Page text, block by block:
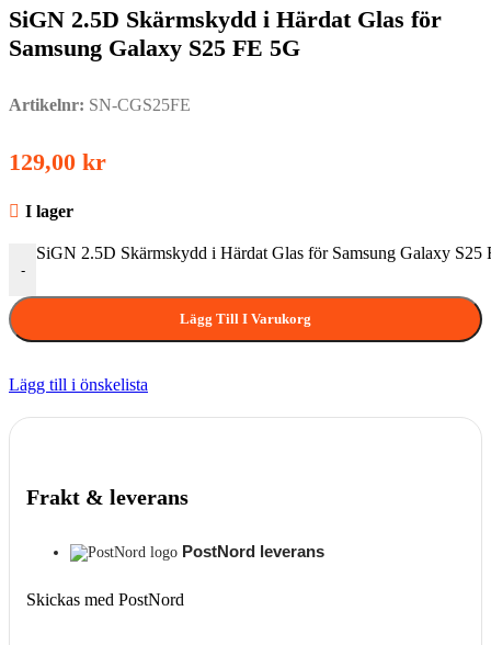
SiGN 2.5D Skärmskydd i Härdat Glas för
Samsung Galaxy S25 FE 5G
Artikelnr: SN-CGS25FE
129,00 kr
I lager
-
SiGN 2.5D Skärmskydd i Härdat Glas för Samsung Galaxy S25
Lägg Till I Varukorg
Lägg till i önskelista
Frakt & leverans
PostNord leverans
Skickas med PostNord